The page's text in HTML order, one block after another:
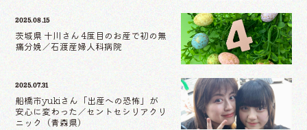
2025.08.15
茨城県 十川さん 4度目のお産で初の無
痛分娩／石渡産婦人科病院
2025.07.31
船橋市yukiさん「出産への恐怖」が
安心に変わった／セントセシリアクリ
ニック（青森県）